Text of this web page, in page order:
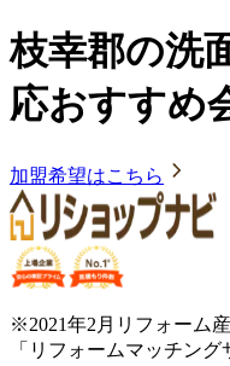
枝幸郡の洗
応おすすめ
加盟希望はこちら
※2021年2月リフォーム
「リフォームマッチン